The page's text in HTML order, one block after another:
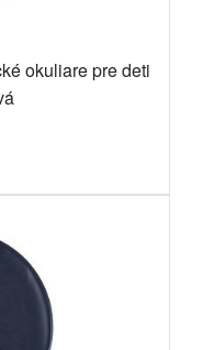
okuliare pre deti